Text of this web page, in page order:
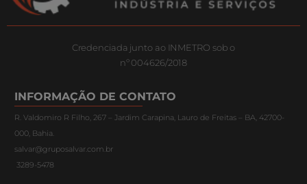
Credenciada junto ao INMETRO sob o
nº 004626/2018
INFORMAÇÃO DE CONTATO
R. Valdomiro R Filho, 267 – Jardim Carapina, Lauro de Freitas – BA, 42700-
000, Bahia.
salvar@gruposalvar.com.br
3289-5478